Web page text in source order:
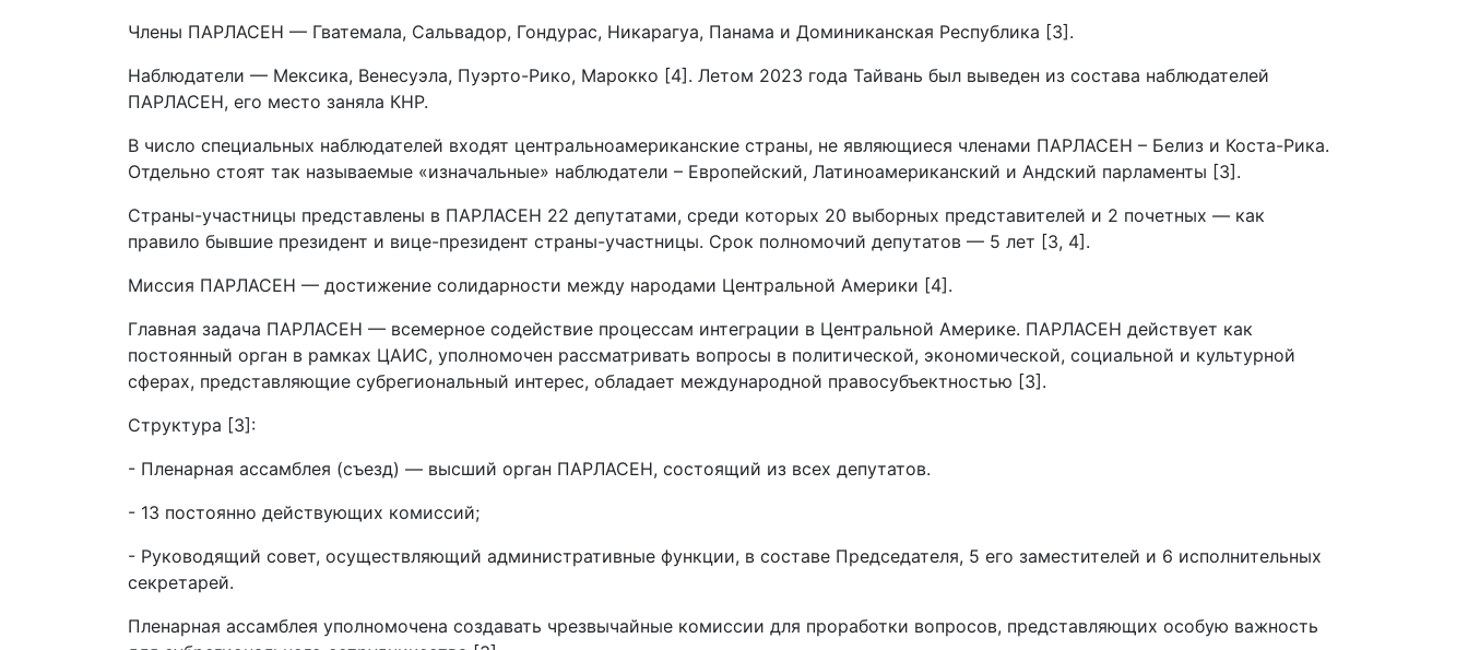
Члены ПАРЛАСЕН — Гватемала, Сальвадор, Гондурас, Никарагуа, Панама и Доминиканская Республика [3].
Наблюдатели — Мексика, Венесуэла, Пуэрто-Рико, Марокко [4]. Летом 2023 года Тайвань был выведен из состава наблюдателей
ПАРЛАСЕН, его место заняла КНР.
В число специальных наблюдателей входят центральноамериканские страны, не являющиеся членами ПАРЛАСЕН – Белиз и Коста-Рика.
Отдельно стоят так называемые «изначальные» наблюдатели – Европейский, Латиноамериканский и Андский парламенты [3].
Страны-участницы представлены в ПАРЛАСЕН 22 депутатами, среди которых 20 выборных представителей и 2 почетных — как
правило бывшие президент и вице-президент страны-участницы. Срок полномочий депутатов — 5 лет [3, 4].
Миссия ПАРЛАСЕН — достижение солидарности между народами Центральной Америки [4].
Главная задача ПАРЛАСЕН — всемерное содействие процессам интеграции в Центральной Америке. ПАРЛАСЕН действует как
постоянный орган в рамках ЦАИС, уполномочен рассматривать вопросы в политической, экономической, социальной и культурной
сферах, представляющие субрегиональный интерес, обладает международной правосубъектностью [3].
Структура [3]:
- Пленарная ассамблея (съезд) — высший орган ПАРЛАСЕН, состоящий из всех депутатов.
- 13 постоянно действующих комиссий;
- Руководящий совет, осуществляющий административные функции, в составе Председателя, 5 его заместителей и 6 исполнительных
секретарей.
Пленарная ассамблея уполномочена создавать чрезвычайные комиссии для проработки вопросов, представляющих особую важность